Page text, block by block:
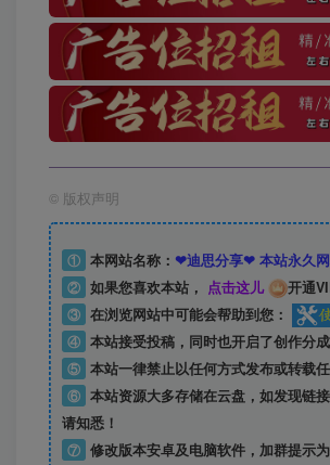
© 版权声明
① 本网站名称： ❤迪思分享❤ 本站永久网
② 如果您喜欢本站， 点击这儿
开通
③ 在浏览网站中可能会帮助到您：
④ 本站接受投稿，同时也开启了创作分
⑤ 本站一律禁止以任何方式发布或转载
⑥ 本站资源大多存储在云盘，如发现链
请知悉！
⑦ 修改版本安卓及电脑软件，加群提示